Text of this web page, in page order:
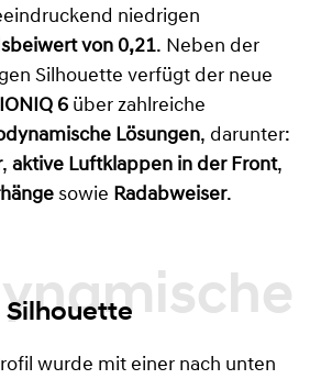
niedrigen
von 0,21. Neben der
Silhouette verfügt der neue
6 über zahlreiche
Lösungen, darunter:
, aktive Luftklappen in der Front,
sowie Radabweiser.
Silhouette
wurde mit einer nach unten